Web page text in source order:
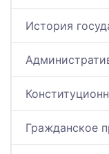
История
Гражданское